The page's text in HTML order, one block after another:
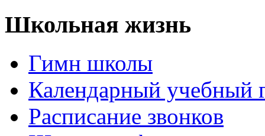
Школьная жизнь
Гимн школы
Календарный учебный
Расписание звонков